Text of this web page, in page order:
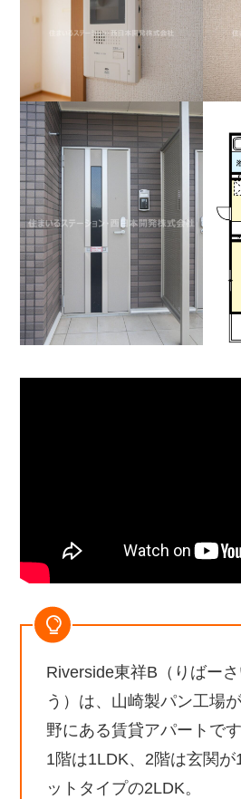
Riverside東祥B（りばー
う）は、山崎製パン工場
野にある賃貸アパートです
1階は1LDK、2階は玄関が
ットタイプの2LDK。